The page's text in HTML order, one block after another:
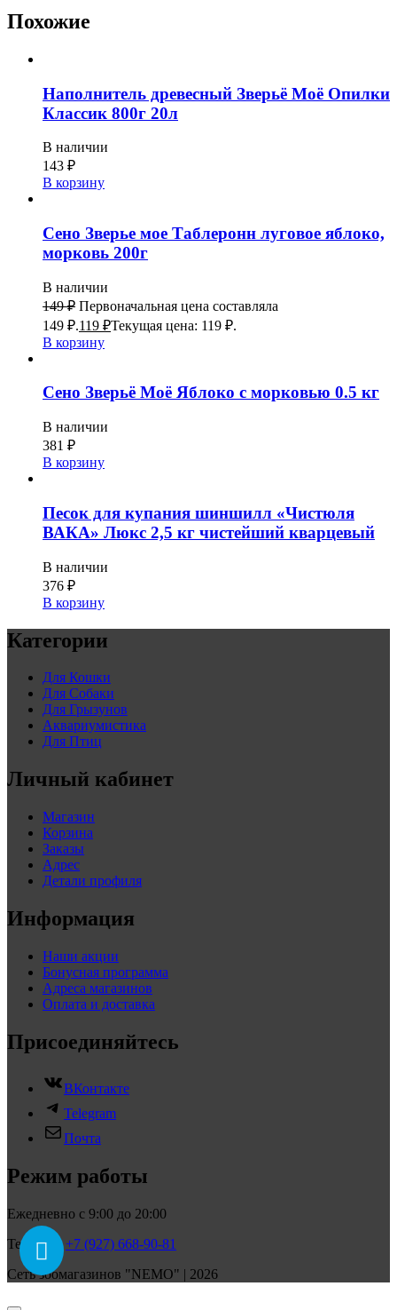
Похожие
Наполнитель древесный Зверьё Моё Опилки
Классик 800г 20л
В наличии
143 ₽
В корзину
Сено Зверье мое Таблеронн луговое яблоко,
морковь 200г
В наличии
149₽ Первоначальная цена составляла
149 ₽.119 ₽Текущая цена: 119 ₽.
В корзину
Сено Зверьё Моё Яблоко с морковью 0.5 кг
В наличии
381 ₽
В корзину
Песок для купания шиншилл «Чистюля
ВАКА» Люкс 2,5 кг чистейший кварцевый
В наличии
376 ₽
В корзину
Категории
Для Кошки
Для Собаки
Для Грызунов
Аквариумистика
Для Птиц
Личный кабинет
Магазин
Корзина
Заказы
Адрес
Детали профиля
Информация
Наши акции
Бонусная программа
Адреса магазинов
Оплата и доставка
Присоединяйтесь
ВКонтакте
Telegram
Почта
Режим работы
Ежедневно с 9:00 до 20:00
Телефон:+7 (927) 668-90-81
Сеть зоомагазинов "NEMO" | 2026